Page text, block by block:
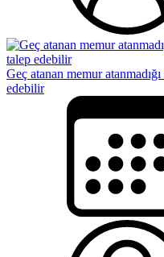
Geç atanan memur
edebilir